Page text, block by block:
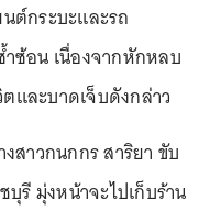
ต์กระบะและรถ
ซ้อน เนื่องจากหักหลบ
และบาดเจ็บดังกล่าว
สาวกนกกร สาริยา ขับ
บุรี มุ่งหน้าจะไปเก็บร้าน